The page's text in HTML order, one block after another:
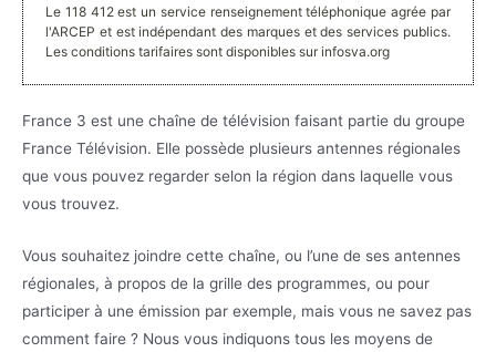
Le 118 412 est un service renseignement téléphonique agrée par
l'ARCEP et est indépendant des marques et des services publics.
Les conditions tarifaires sont disponibles sur infosva.org
France 3 est une chaîne de télévision faisant partie du groupe
France Télévision. Elle possède plusieurs antennes régionales
que vous pouvez regarder selon la région dans laquelle vous
vous trouvez.
Vous souhaitez joindre cette chaîne, ou l’une de ses antennes
régionales, à propos de la grille des programmes, ou pour
participer à une émission par exemple, mais vous ne savez pas
comment faire ? Nous vous indiquons tous les moyens de